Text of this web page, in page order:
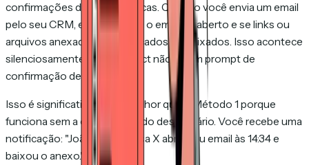
confirmações de leitura básicas. Quando você envia um email
pelo seu CRM, ele rastreia se o email foi aberto e se links ou
arquivos anexados foram clicados ou baixados. Isso acontece
silenciosamente — o prospect não vê um prompt de
confirmação de leitura.
Isso é significativamente melhor que o Método 1 porque
funciona sem a cooperação do destinatário. Você recebe uma
notificação: "João da Empresa X abriu seu email às 14:34 e
baixou o anexo." Isso é útil.